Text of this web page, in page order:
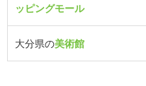
ッピングモール
大分県の美術館